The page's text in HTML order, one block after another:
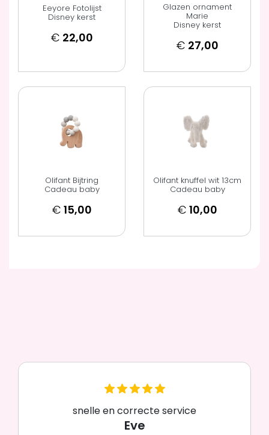
Eeyore Fotolijst
Disney kerst
€ 22,00
Glazen ornament
Marie
Disney kerst
€ 27,00
Olifant Bijtring
Cadeau baby
€ 15,00
Olifant knuffel wit 13cm
Cadeau baby
€ 10,00
snelle en correcte service
Eve